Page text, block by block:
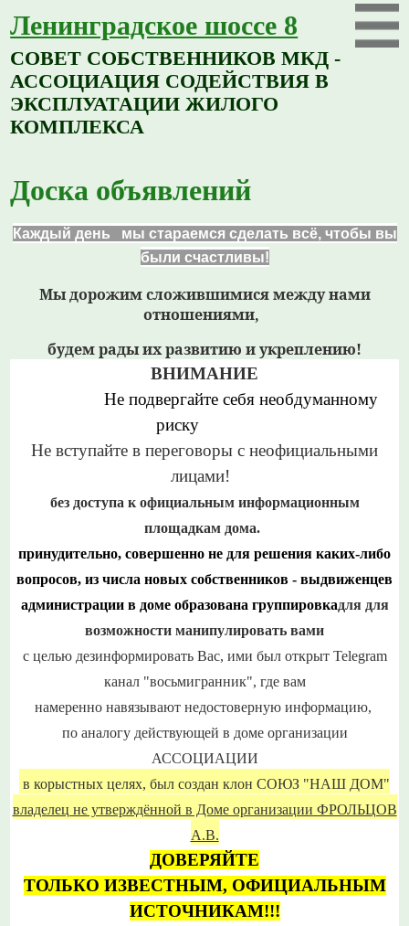
Ленинградское шоссе 8
СОВЕТ СОБСТВЕННИКОВ МКД -
АССОЦИАЦИЯ СОДЕЙСТВИЯ В
ЭКСПЛУАТАЦИИ ЖИЛОГО
КОМПЛЕКСА
Доска объявлений
Каждый день мы стараемся сделать всё, чтобы вы
были счастливы!
Мы дорожим сложившимися между нами
отношениями,
будем рады их развитию и укреплению!
ВНИМАНИЕ
Не подвергайте себя необдуманному
риску
Не вступайте в переговоры с неофициальными
лицами!
без доступа к официальным информационным
площадкам дома.
принудительно, совершенно не для решения каких-либо
вопросов, из числа новых собственников - выдвиженцев
администрации в доме образована группировкадля для
возможности манипулировать вами
с целью дезинформировать Вас, ими был открыт Telegram
канал "восьмигранник", где вам
намеренно навязывают недостоверную информацию,
по аналогу действующей в доме организации
АССОЦИАЦИИ
в корыстных целях, был создан клон СОЮЗ "НАШ ДОМ"
владелец не утверждённой в Доме организации ФРОЛЬЦОВ
А.В.
ДОВЕРЯЙТЕ
ТОЛЬКО ИЗВЕСТНЫМ, ОФИЦИАЛЬНЫМ
ИСТОЧНИКАМ!!!